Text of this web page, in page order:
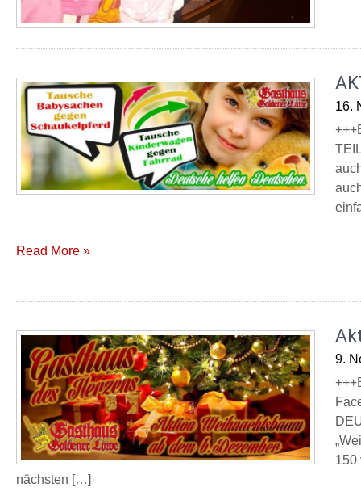
16.
Read More »
9.
150
nächsten […]